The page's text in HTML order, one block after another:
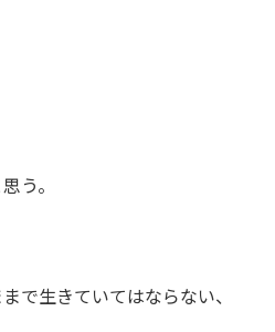
う。
で生きていてはならない、